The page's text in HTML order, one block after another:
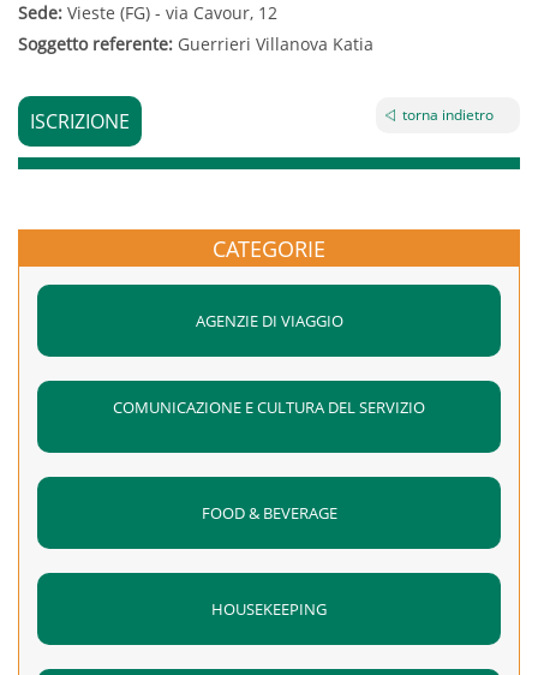
Sede: Vieste (FG) - via Cavour, 12
Soggetto referente: Guerrieri Villanova Katia
ISCRIZIONE torna indietro
CATEGORIE
AGENZIE DI VIAGGIO
COMUNICAZIONE E CULTURA DEL SERVIZIO
FOOD & BEVERAGE
HOUSEKEEPING